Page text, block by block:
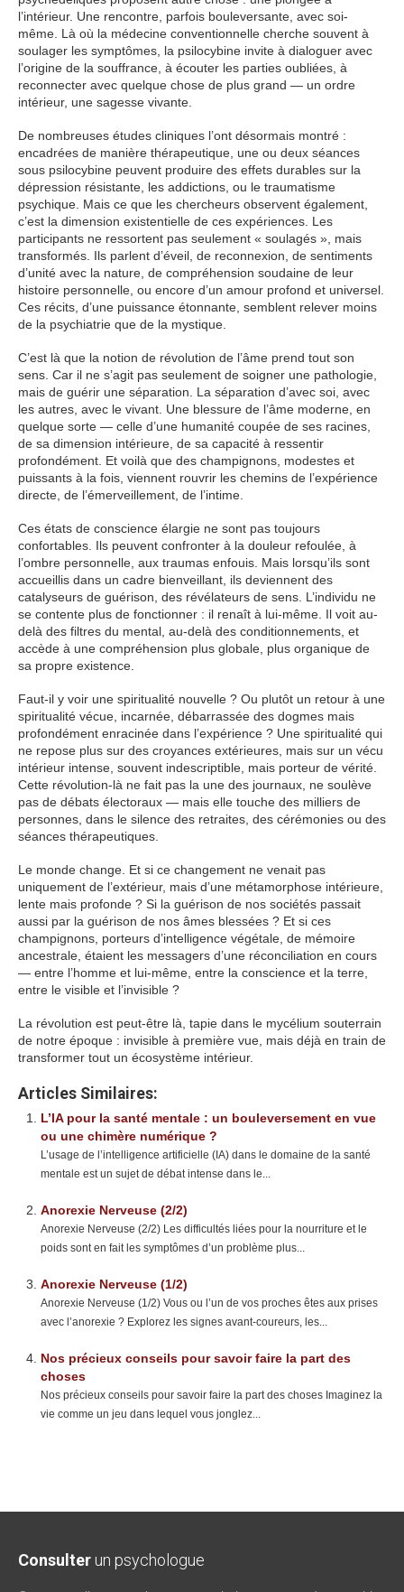
l’intérieur. Une rencontre, parfois bouleversante, avec soi-
même. Là où la médecine conventionnelle cherche souvent à
soulager les symptômes, la psilocybine invite à dialoguer avec
l’origine de la souffrance, à écouter les parties oubliées, à
reconnecter avec quelque chose de plus grand — un ordre
intérieur, une sagesse vivante.
De nombreuses études cliniques l’ont désormais montré :
encadrées de manière thérapeutique, une ou deux séances
sous psilocybine peuvent produire des effets durables sur la
dépression résistante, les addictions, ou le traumatisme
psychique. Mais ce que les chercheurs observent également,
c’est la dimension existentielle de ces expériences. Les
participants ne ressortent pas seulement « soulagés », mais
transformés. Ils parlent d’éveil, de reconnexion, de sentiments
d’unité avec la nature, de compréhension soudaine de leur
histoire personnelle, ou encore d’un amour profond et universel.
Ces récits, d’une puissance étonnante, semblent relever moins
de la psychiatrie que de la mystique.
C’est là que la notion de révolution de l’âme prend tout son
sens. Car il ne s’agit pas seulement de soigner une pathologie,
mais de guérir une séparation. La séparation d’avec soi, avec
les autres, avec le vivant. Une blessure de l’âme moderne, en
quelque sorte — celle d’une humanité coupée de ses racines,
de sa dimension intérieure, de sa capacité à ressentir
profondément. Et voilà que des champignons, modestes et
puissants à la fois, viennent rouvrir les chemins de l’expérience
directe, de l’émerveillement, de l’intime.
Ces états de conscience élargie ne sont pas toujours
confortables. Ils peuvent confronter à la douleur refoulée, à
l’ombre personnelle, aux traumas enfouis. Mais lorsqu’ils sont
accueillis dans un cadre bienveillant, ils deviennent des
catalyseurs de guérison, des révélateurs de sens. L’individu ne
se contente plus de fonctionner : il renaît à lui-même. Il voit au-
delà des filtres du mental, au-delà des conditionnements, et
accède à une compréhension plus globale, plus organique de
sa propre existence.
Faut-il y voir une spiritualité nouvelle ? Ou plutôt un retour à une
spiritualité vécue, incarnée, débarrassée des dogmes mais
profondément enracinée dans l’expérience ? Une spiritualité qui
ne repose plus sur des croyances extérieures, mais sur un vécu
intérieur intense, souvent indescriptible, mais porteur de vérité.
Cette révolution-là ne fait pas la une des journaux, ne soulève
pas de débats électoraux — mais elle touche des milliers de
personnes, dans le silence des retraites, des cérémonies ou des
séances thérapeutiques.
Le monde change. Et si ce changement ne venait pas
uniquement de l’extérieur, mais d’une métamorphose intérieure,
lente mais profonde ? Si la guérison de nos sociétés passait
aussi par la guérison de nos âmes blessées ? Et si ces
champignons, porteurs d’intelligence végétale, de mémoire
ancestrale, étaient les messagers d’une réconciliation en cours
— entre l’homme et lui-même, entre la conscience et la terre,
entre le visible et l’invisible ?
La révolution est peut-être là, tapie dans le mycélium souterrain
de notre époque : invisible à première vue, mais déjà en train de
transformer tout un écosystème intérieur.
Articles Similaires:
L’IA pour la santé mentale : un bouleversement en vue
ou une chimère numérique ?
L’usage de l’intelligence artificielle (IA) dans le domaine de la santé
mentale est un sujet de débat intense dans le...
Anorexie Nerveuse (2/2)
Anorexie Nerveuse (2/2) Les difficultés liées pour la nourriture et le
poids sont en fait les symptômes d’un problème plus...
Anorexie Nerveuse (1/2)
Anorexie Nerveuse (1/2) Vous ou l’un de vos proches êtes aux prises
avec l’anorexie ? Explorez les signes avant-coureurs, les...
Nos précieux conseils pour savoir faire la part des
choses
Nos précieux conseils pour savoir faire la part des choses Imaginez la
vie comme un jeu dans lequel vous jonglez...
Consulter un psychologue